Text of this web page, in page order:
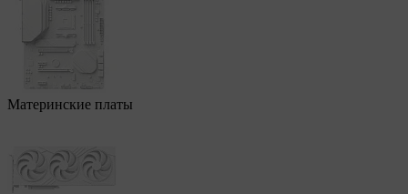
Материнские платы